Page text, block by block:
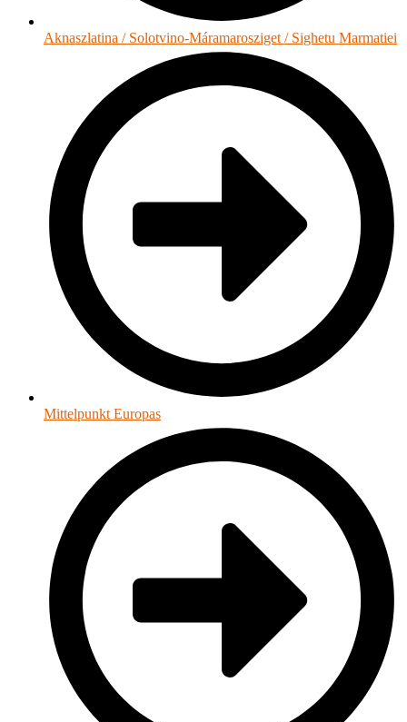
Aknaszlatina / Solotvino-Máramarosziget / Sighetu Marmatiei
Mittelpunkt Europas